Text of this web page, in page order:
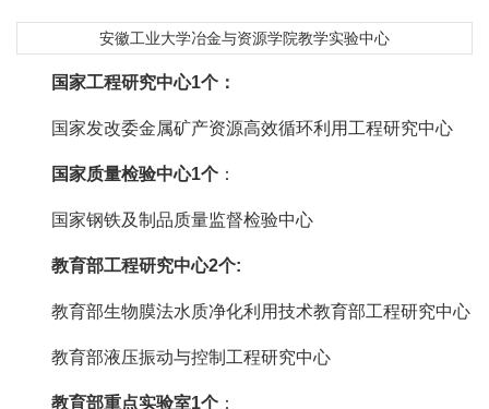
安徽工业大学冶金与资源学院教学实验中心
国家工程研究中心1个：
国家发改委金属矿产资源高效循环利用工程研究中心
国家质量检验中心1个 ：
国家钢铁及制品质量监督检验中心
教育部工程研究中心2个:
教育部生物膜法水质净化利用技术教育部工程研究中心
教育部液压振动与控制工程研究中心
教育部重点实验室1个 ：